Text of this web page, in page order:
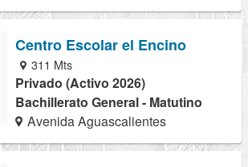
Centro Escolar el Encino
311 Mts
Privado (Activo 2026)
Bachillerato General - Matutino
Avenida Aguascalientes